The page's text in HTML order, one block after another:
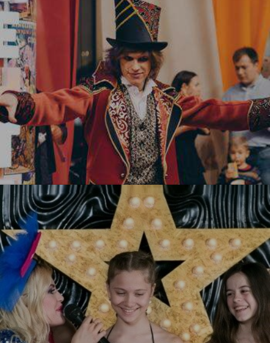
УЗНАТЬ БОЛЬШЕ
УЗНАТЬ БОЛЬШЕ
Цирк! Цирк! Цирк!